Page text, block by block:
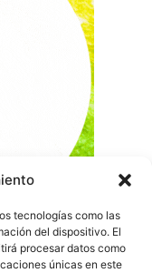
tecnologías como las
del dispositivo. El
procesar datos como
únicas en este